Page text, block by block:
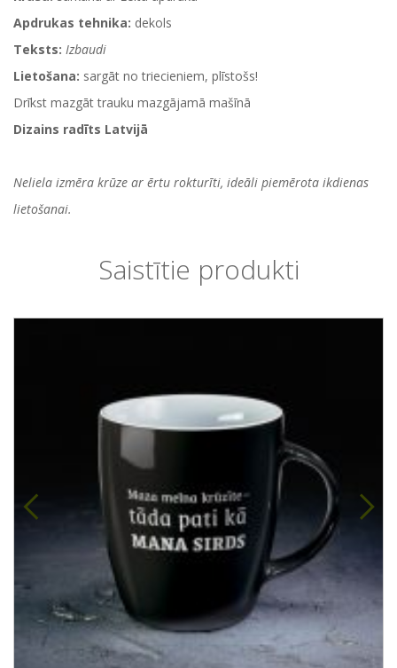
Apdrukas tehnika: dekols
Teksts: Izbaudi
Lietošana: sargāt no triecieniem, plīstošs!
Drīkst mazgāt trauku mazgājamā mašīnā
Dizains radīts Latvijā
Neliela izmēra krūze ar ērtu rokturīti, ideāli piemērota ikdienas
lietošanai.
Saistītie produkti